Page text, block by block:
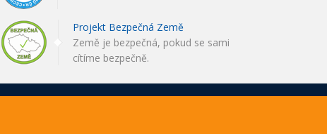
Projekt Bezpečná Země
Země je bezpečná, pokud se sami
cítíme bezpečně.